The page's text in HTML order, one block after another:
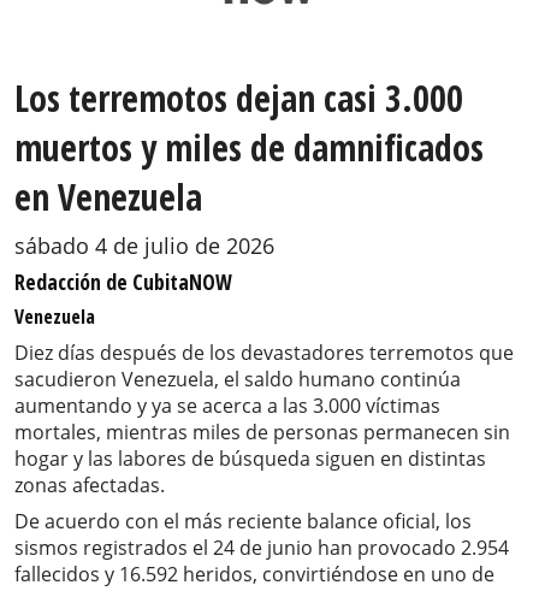
Los terremotos dejan casi 3.000
muertos y miles de damnificados
en Venezuela
sábado 4 de julio de 2026
Redacción de CubitaNOW
Venezuela
Diez días después de los devastadores terremotos que
sacudieron Venezuela, el saldo humano continúa
aumentando y ya se acerca a las 3.000 víctimas
mortales, mientras miles de personas permanecen sin
hogar y las labores de búsqueda siguen en distintas
zonas afectadas.
De acuerdo con el más reciente balance oficial, los
sismos registrados el 24 de junio han provocado 2.954
fallecidos y 16.592 heridos, convirtiéndose en uno de